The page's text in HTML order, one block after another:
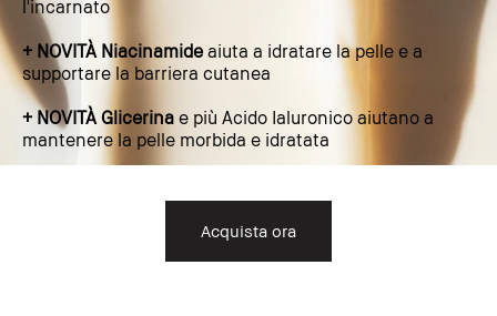
l'incarnato
+ NOVITÀ Niacinamideaiuta a idratare la pelle e a
supportare la barriera cutanea
+ NOVITÀ Glicerina e più Acido Ialuronico aiutano a
mantenere la pelle morbida e idratata
Acquista ora